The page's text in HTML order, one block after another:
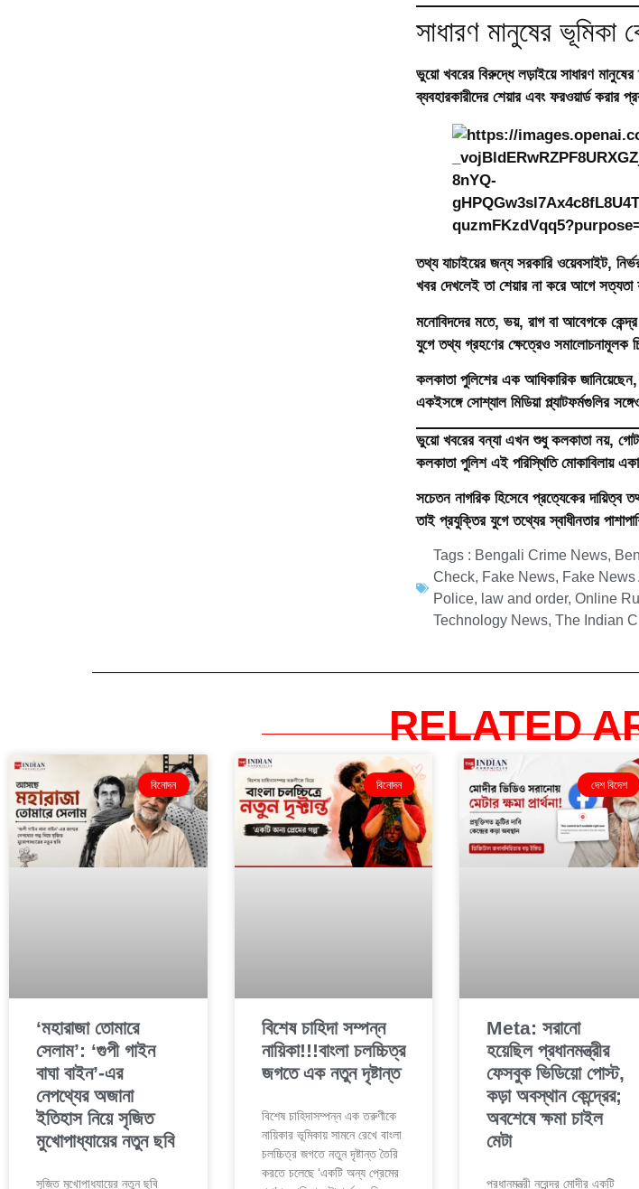
সাধারণ মানুষের
ভুয়ো খবরের বিরুদ্ধে লড়াইয়ে সাধারণ
ব্যবহারকারীদের শেয়ার এবং ফরওয়ার্ড করার
তথ্য যাচাইয়ের জন্য সরকারি ওয়েবসাইট,
খবর দেখলেই তা শেয়ার না করে আগে সত্যতা
মনোবিদদের মতে, ভয়, রাগ বা আবেগকে
যুগে তথ্য গ্রহণের ক্ষেত্রেও সমালোচনামূলক
কলকাতা পুলিশের এক আধিকারিক
একইসঙ্গে সোশ্যাল মিডিয়া প্ল্যাটফর্মগুলির
ভুয়ো খবরের বন্যা এখন শুধু কলকাতা নয়,
কলকাতা পুলিশ এই পরিস্থিতি মোকাবিলায়
সচেতন নাগরিক হিসেবে প্রত্যেকের
তাই প্রযুক্তির যুগে তথ্যের স্বাধীনতার
Tags : Bengali Crime News,
Check, Fake News, Fake News
Police, law and order,Online
Technology News,The Indian
RELATED
বিনোদন
‘মহারাজা তোমারে
সেলাম’: ‘গুপী গাইন
বাঘা বাইন’-এর
নেপথ্যের অজানা
ইতিহাস নিয়ে সৃজিত
মুখোপাধ্যায়ের নতুন ছবি
সৃজিত মুখোপাধ্যায়ের নতুন ছবি
বিনোদন
বিশেষ চাহিদা সম্পন্ন
নায়িকা!!!বাংলা চলচ্চিত্র
জগতে এক নতুন দৃষ্টান্ত
বিশেষ চাহিদাসম্পন্ন এক তরুণীকে
নায়িকার ভূমিকায় সামনে রেখে বাংলা
চলচ্চিত্র জগতে নতুন দৃষ্টান্ত তৈরি
করতে চলেছে ‘একটি অন্য প্রেমের
দেশ বিদেশ
Meta: সরানো
হয়েছিল প্রধানমন্ত্রীর
ফেসবুক ভিডিয়ো পোস্ট,
কড়া অবস্থান কেন্দ্রের;
অবশেষে ক্ষমা চাইল
মেটা
প্রধানমন্ত্রী নরেন্দ্র মোদীর একটি